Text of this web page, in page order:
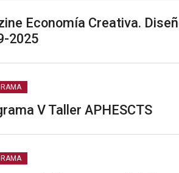
Economía Creativa.
2025
V Taller APHESCTS